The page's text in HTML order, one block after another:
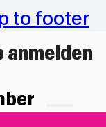
to footer
anmelden